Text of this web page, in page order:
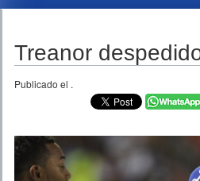
TEMPORADAS
Treanor
Publicado el .